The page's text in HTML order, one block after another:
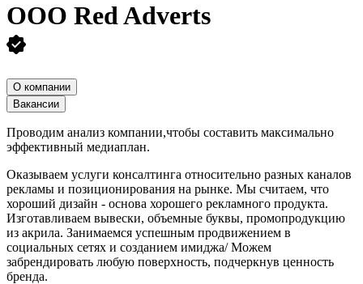
ООО Red Adverts
О компании
Вакансии
Проводим анализ компании,чтобы составить максимально
эффективный медиаплан.
Оказываем услуги консалтинга относительно разных каналов
рекламы и позиционирования на рынке. Мы считаем, что
хороший дизайн - основа хорошего рекламного продукта.
Изготавливаем вывески, объемные буквы, промопродукцию
из акрила. Занимаемся успешным продвижением в
социальных сетях и созданием имиджа/ Можем
забрендировать любую поверхность, подчеркнув ценность
бренда.